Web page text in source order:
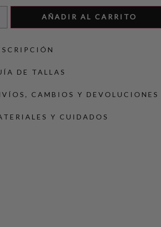
AÑADIR AL CARRITO
DE TALLAS
CAMBIOS Y DEVOLUCIONES
Y CUIDADOS